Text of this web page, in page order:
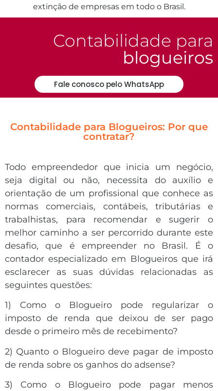
extinção de empresas em todo o Brasil.
Contabilidade para
blogueiros
Fale conosco pelo WhatsApp
Contabilidade para Blogueiros: Por que
contratar?
Todo empreendedor que inicia um negócio,
seja digital ou não, necessita do auxílio e
orientação de um profissional que conhece as
normas comerciais, contábeis, tributárias e
trabalhistas, para recomendar e sugerir o
melhor caminho a ser percorrido durante este
desafio, que é empreender no Brasil. É o
contador especializado em Blogueiros que irá
esclarecer as suas dúvidas relacionadas as
seguintes questões:
1) Como o Blogueiro pode regularizar o
imposto de renda que deixou de ser pago
desde o primeiro mês de recebimento?
2) Quanto o Blogueiro deve pagar de imposto
de renda sobre os ganhos do adsense?
3) Como o Blogueiro pode pagar menos